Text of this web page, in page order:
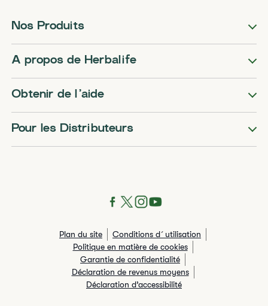
Nos Produits
A propos de Herbalife
Obtenir de l’aide
Pour les Distributeurs
Plan du site
Conditions d´utilisation
Politique en matière de cookies
Garantie de confidentialité
Déclaration de revenus moyens
Déclaration d’accessibilité